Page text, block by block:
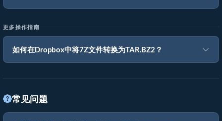
更多操作指南
如何在Dropbox中将7Z文件转换为TAR.BZ2？
常见问题